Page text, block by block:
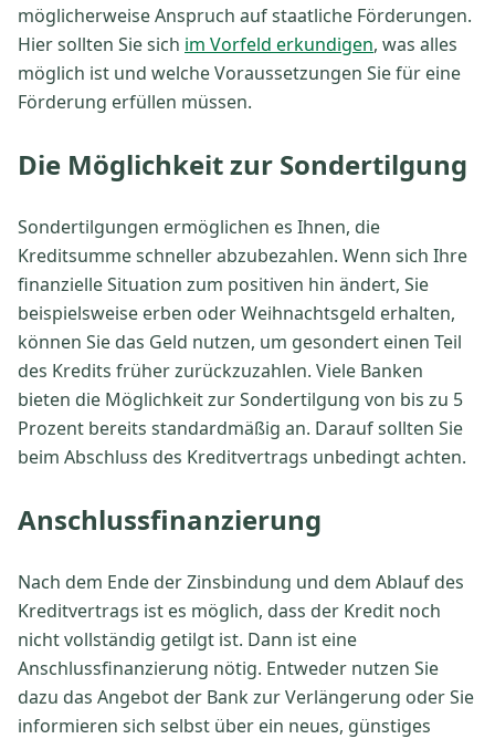
möglicherweise Anspruch auf staatliche Förderungen.
Hier sollten Sie sich im Vorfeld erkundigen, was alles
möglich ist und welche Voraussetzungen Sie für eine
Förderung erfüllen müssen.
Die Möglichkeit zur Sondertilgung
Sondertilgungen ermöglichen es Ihnen, die
Kreditsumme schneller abzubezahlen. Wenn sich Ihre
finanzielle Situation zum positiven hin ändert, Sie
beispielsweise erben oder Weihnachtsgeld erhalten,
können Sie das Geld nutzen, um gesondert einen Teil
des Kredits früher zurückzuzahlen. Viele Banken
bieten die Möglichkeit zur Sondertilgung von bis zu 5
Prozent bereits standardmäßig an. Darauf sollten Sie
beim Abschluss des Kreditvertrags unbedingt achten.
Anschlussfinanzierung
Nach dem Ende der Zinsbindung und dem Ablauf des
Kreditvertrags ist es möglich, dass der Kredit noch
nicht vollständig getilgt ist. Dann ist eine
Anschlussfinanzierung nötig. Entweder nutzen Sie
dazu das Angebot der Bank zur Verlängerung oder Sie
informieren sich selbst über ein neues, günstiges